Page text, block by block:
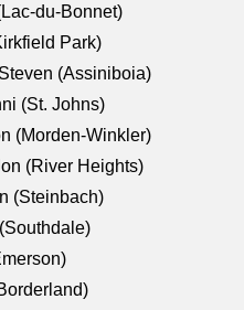
du-Bonnet)
Park)
(Assiniboia)
(St. Johns)
(Morden-Winkler)
(River Heights)
(Steinbach)